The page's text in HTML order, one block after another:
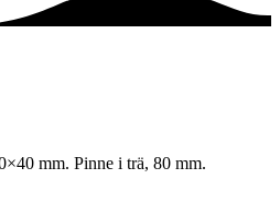
mm. Pinne i trä, 80 mm.